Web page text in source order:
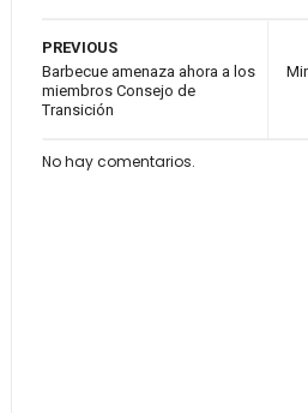
PREVIOUS
Barbecue amenaza ahora a los
miembros Consejo de
Transición
No hay comentarios.